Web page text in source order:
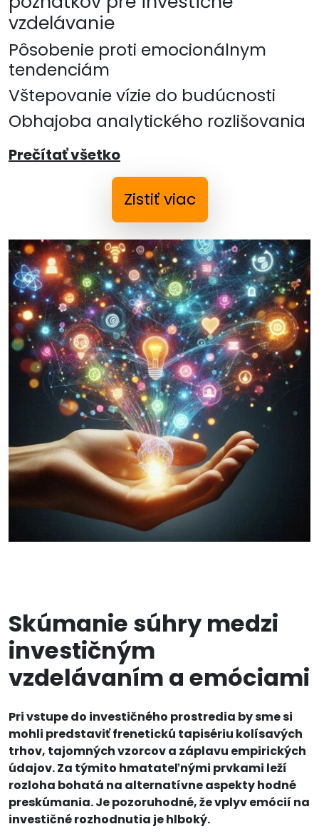
vzdelávanie
Pôsobenie proti emocionálnym
tendenciám
Vštepovanie vízie do budúcnosti
Obhajoba analytického rozlišovania
Prečítať všetko
Zistiť viac
Skúmanie súhry medzi
investičným
vzdelávaním a emóciami
Pri vstupe do investičného prostredia by sme si
mohli predstaviť frenetickú tapisériu kolísavých
trhov, tajomných vzorcov a záplavu empirických
údajov. Za týmito hmatateľnými prvkami leží
rozloha bohatá na alternatívne aspekty hodné
preskúmania. Je pozoruhodné, že vplyv emócií na
investičné rozhodnutia je hlboký.